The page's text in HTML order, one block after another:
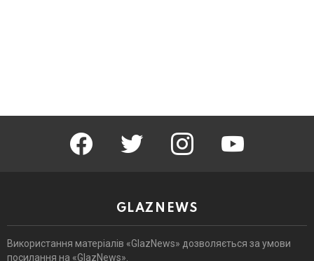
facebook twitter instagram youtube
GLAZNEWS
Використання матеріалів «GlazNews» дозволяється за умови
посилання на «GlazNews».